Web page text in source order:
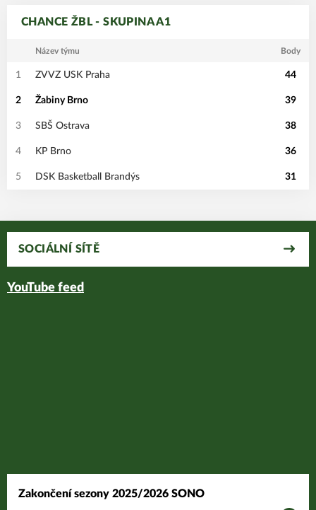
CHANCE ŽBL - SKUPINA A1
Název týmu Body
1 ZVVZ USK Praha 44
2 Žabiny Brno 39
3 SBŠ Ostrava 38
4 KP Brno 36
5 DSK Basketball Brandýs 31
SOCIÁLNÍ SÍTĚ
YouTube feed
Zakončení sezony 2025/2026 SONO